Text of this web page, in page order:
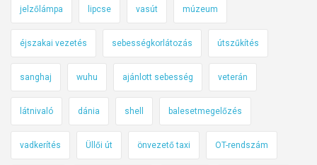
jelzőlámpa lipcse vasút múzeum
éjszakai vezetés sebességkorlátozás útszűkítés
sanghaj wuhu ajánlott sebesség veterán
látnivaló dánia shell balesetmegelőzés
vadkerítés Üllői út önvezető taxi OT-rendszám